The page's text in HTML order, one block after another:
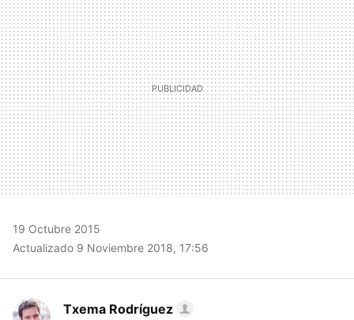
19 Octubre 2015
Actualizado 9 Noviembre 2018, 17:56
Txema Rodríguez